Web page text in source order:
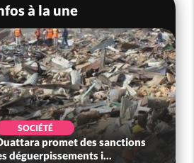
à la une
SOCIÉTÉ
promet des sanctions
déguerpissements i...